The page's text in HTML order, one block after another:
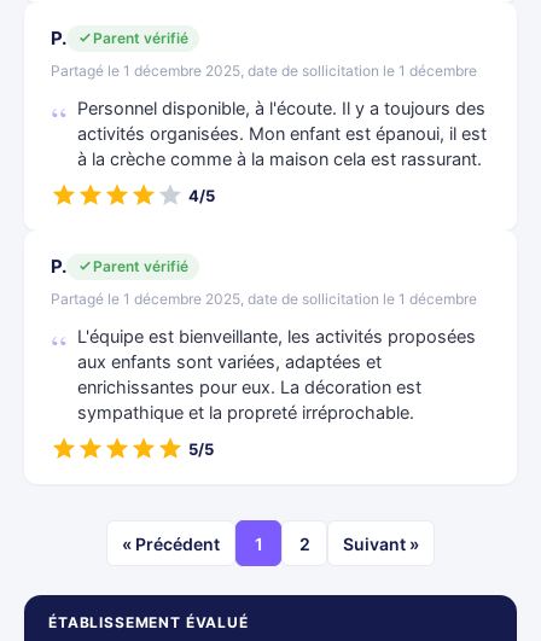
ÉTABLISSEMENT ÉVALUÉ
P.
Parent vérifié
Partagé le 1 décembre 2025, date de sollicitation le 1 décembre
Personnel disponible, à l'écoute. Il y a toujours des
activités organisées. Mon enfant est épanoui, il est
à la crèche comme à la maison cela est rassurant.
4/5
P.
Parent vérifié
Partagé le 1 décembre 2025, date de sollicitation le 1 décembre
L'équipe est bienveillante, les activités proposées
aux enfants sont variées, adaptées et
enrichissantes pour eux. La décoration est
sympathique et la propreté irréprochable.
5/5
« Précédent 1 2 Suivant »